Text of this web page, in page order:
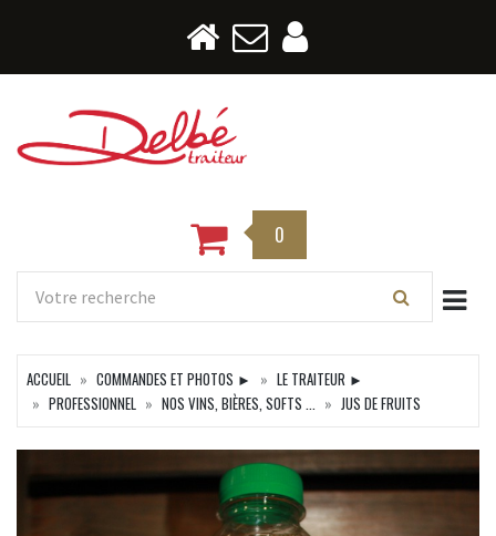
0
ACCUEIL COMMANDES ET PHOTOS ►
LE TRAITEUR ►
PROFESSIONNEL
NOS VINS, BIÈRES, SOFTS ... JUS DE FRUITS